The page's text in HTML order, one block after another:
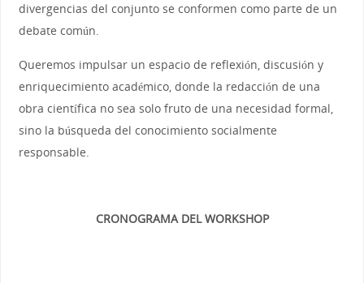
divergencias del conjunto se conformen como parte de un
debate común.
Queremos impulsar un espacio de reflexión, discusión y
enriquecimiento académico, donde la redacción de una
obra científica no sea solo fruto de una necesidad formal,
sino la búsqueda del conocimiento socialmente
responsable.
CRONOGRAMA DEL WORKSHOP